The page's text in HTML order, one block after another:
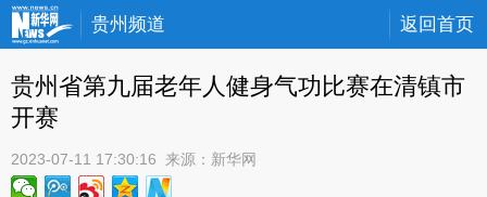
贵州频道 返回首页
贵州省第九届老年人健身气功比赛在清镇市
开赛
2023-07-11 17:30:16 来源： 新华网